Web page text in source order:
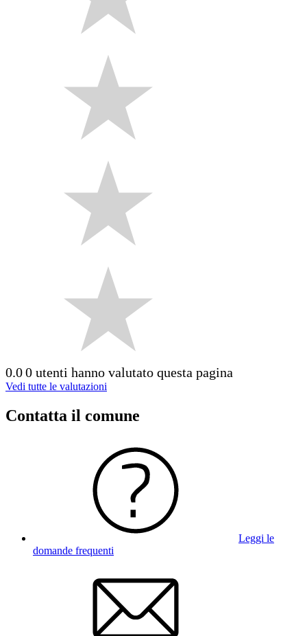
0.00 utenti hanno valutato questa pagina
Vedi tutte le valutazioni
Contatta il comune
Leggi le
domande frequenti